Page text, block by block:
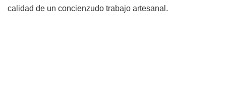
calidad de un concienzudo trabajo artesanal.